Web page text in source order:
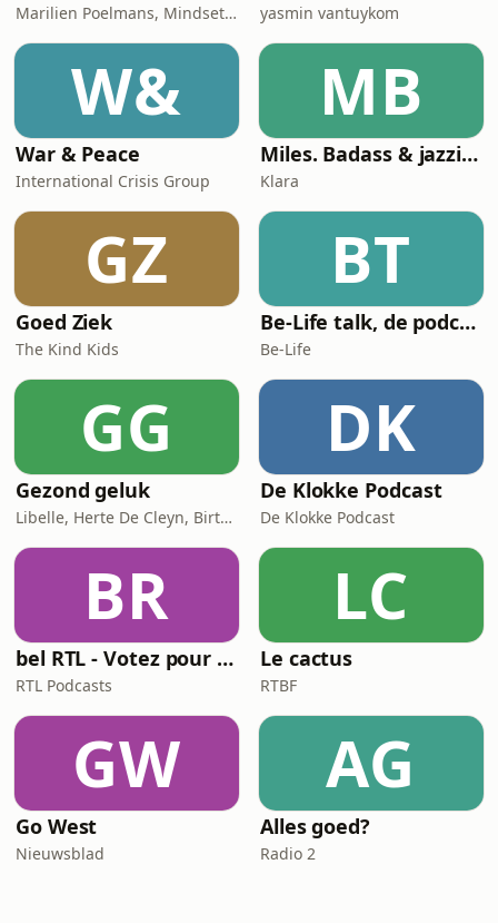
Marilien Poelmans, Mindset Mentor, Founder of the Mindset Shift Academy yasmin vantuykom
W&
War & Peace
International Crisis Group
MB
Miles. Badass & jazzicoon
Klara
GZ
Goed Ziek
The Kind Kids
BT
Be-Life talk, de podcast die de gezondheid van vrouwen in beweging zet!
Be-Life
GG
Gezond geluk
Libelle, Herte De Cleyn, Birte Govarts
DK
De Klokke Podcast
De Klokke Podcast
BR
bel RTL - Votez pour moi
RTL Podcasts
LC
Le cactus
RTBF
GW
Go West
Nieuwsblad
AG
Alles goed?
Radio 2